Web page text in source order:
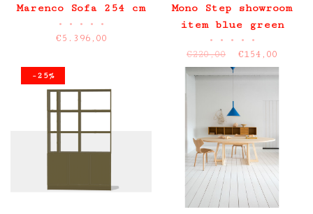
Marenco Sofa 254 cm
• • • • •
€5.396,00
Mono Step showroom
item blue green
• • • • •
€220,00 €154,00
-25%